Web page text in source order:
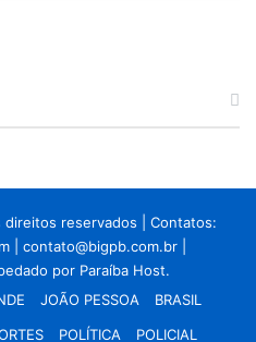
reservados | Contatos:
contato@bigpb.com.br
por Paraíba Host.
JOÃO PESSOA
BRASIL
POLÍTICA POLICIAL